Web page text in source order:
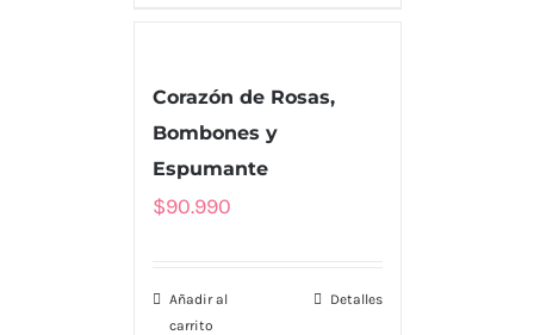
Corazón de Rosas,
Bombones y
Espumante
$90.990
Añadir al
carrito
Detalles